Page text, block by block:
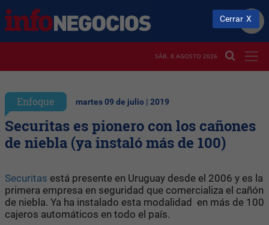
SÁB. 8 AGOSTO 2026
Enfoque martes 09 de julio | 2019
Securitas es pionero con los cañones
de niebla (ya instaló más de 100)
Securitas está presente en Uruguay desde el 2006 y es la
primera empresa en seguridad que comercializa el cañón
de niebla. Ya ha instalado esta modalidad en más de 100
cajeros automáticos en todo el país.
Cerrar